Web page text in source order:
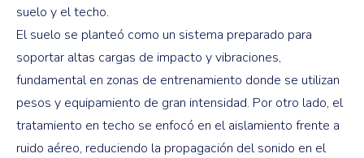
suelo y el techo.
El suelo se planteó como un sistema preparado para
soportar altas cargas de impacto y vibraciones,
fundamental en zonas de entrenamiento donde se utilizan
pesos y equipamiento de gran intensidad. Por otro lado, el
tratamiento en techo se enfocó en el aislamiento frente a
ruido aéreo, reduciendo la propagación del sonido en el